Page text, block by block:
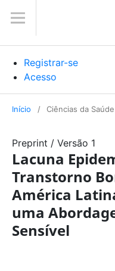
Registrar-se
Acesso
Início / Ciências da Saúde
Preprint / Versão 1
Lacuna
Transtorno
América
uma
Sensível